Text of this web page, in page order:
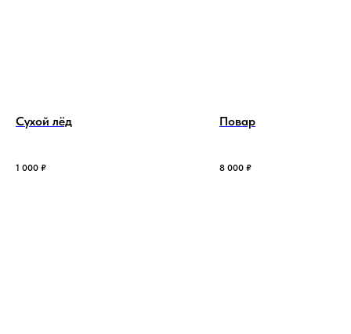
Сухой лёд
1 000 ₽
Повар
8 000 ₽